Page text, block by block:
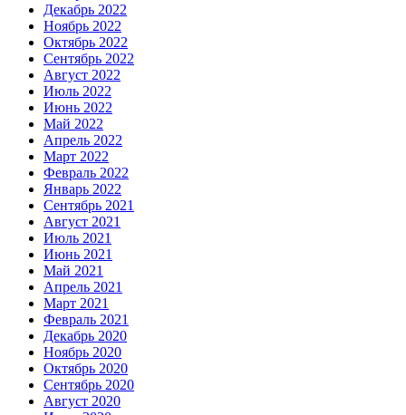
Декабрь 2022
Ноябрь 2022
Октябрь 2022
Сентябрь 2022
Август 2022
Июль 2022
Июнь 2022
Май 2022
Апрель 2022
Март 2022
Февраль 2022
Январь 2022
Сентябрь 2021
Август 2021
Июль 2021
Июнь 2021
Май 2021
Апрель 2021
Март 2021
Февраль 2021
Декабрь 2020
Ноябрь 2020
Октябрь 2020
Сентябрь 2020
Август 2020